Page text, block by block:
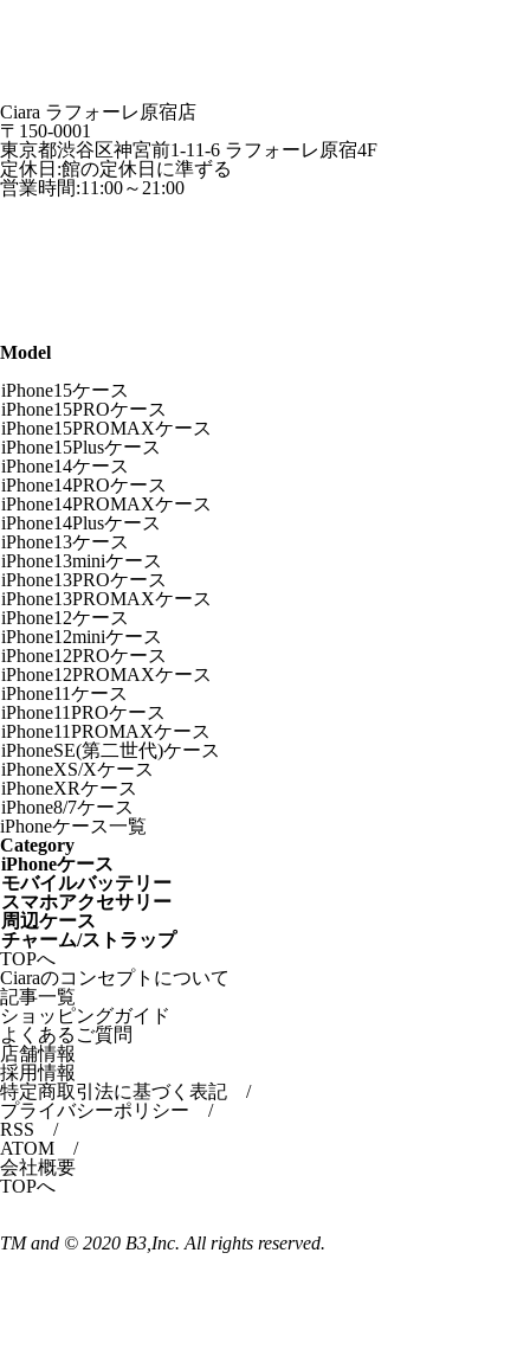
Ciara ラフォーレ原宿店
〒150-0001
東京都渋谷区神宮前1-11-6 ラフォーレ原宿4F
定休日:館の定休日に準ずる
営業時間:11:00～21:00
Model
iPhone15ケース
iPhone15PROケース
iPhone15PROMAXケース
iPhone15Plusケース
iPhone14ケース
iPhone14PROケース
iPhone14PROMAXケース
iPhone14Plusケース
iPhone13ケース
iPhone13miniケース
iPhone13PROケース
iPhone13PROMAXケース
iPhone12ケース
iPhone12miniケース
iPhone12PROケース
iPhone12PROMAXケース
iPhone11ケース
iPhone11PROケース
iPhone11PROMAXケース
iPhoneSE(第二世代)ケース
iPhoneXS/Xケース
iPhoneXRケース
iPhone8/7ケース
iPhoneケース一覧
Category
iPhoneケース
モバイルバッテリー
スマホアクセサリー
周辺ケース
チャーム/ストラップ
TOPへ
Ciaraのコンセプトについて
記事一覧
ショッピングガイド
よくあるご質問
店舗情報
採用情報
特定商取引法に基づく表記 /
プライバシーポリシー /
RSS /
ATOM /
会社概要
TOPへ
TM and © 2020 B3,Inc. All rights reserved.